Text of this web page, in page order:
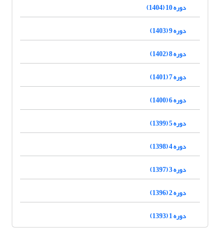
دوره 10 (1404)
دوره 9 (1403)
دوره 8 (1402)
دوره 7 (1401)
دوره 6 (1400)
دوره 5 (1399)
دوره 4 (1398)
دوره 3 (1397)
دوره 2 (1396)
دوره 1 (1393)